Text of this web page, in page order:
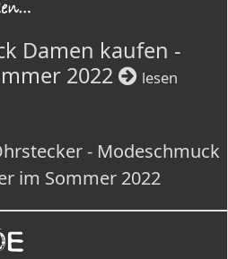
Damen kaufen -
2022
lesen
- Modeschmuck
im Sommer 2022